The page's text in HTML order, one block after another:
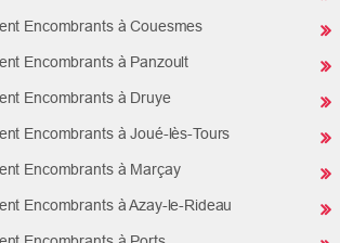
Encombrants à Couesmes
Encombrants à Panzoult
Encombrants à Druye
Encombrants à Joué-lès-Tours
Encombrants à Marçay
Encombrants à Azay-le-Rideau